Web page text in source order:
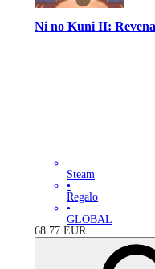
Ni no Kuni II:
Steam
•
Regalo
•
GLOBAL
68.77 EUR